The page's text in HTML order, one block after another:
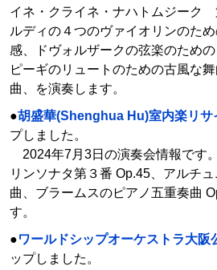
イネ・クライネ・ナハトムジーク
ルディの４つのヴァイオリンのた
感、ドヴォルザークの弦楽のため
ピーギのリュートのための古風な
曲、を演奏します。
●胡盛華(Shenghua Hu)室内楽リサ
プしました。
2024年7月3日の演奏会情報です
リンソナタ第３番 Op.45、アルチ
曲、ブラームスのピアノ五重奏曲
す。
●ワールドシップオーケストラ大阪
ップしました。